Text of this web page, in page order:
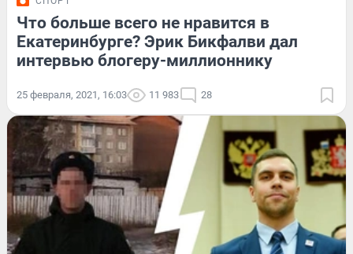
Что больше всего не нравится в
Екатеринбурге? Эрик Бикфалви дал
интервью блогеру-миллионнику
25 февраля, 2021, 16:03 11 983 28